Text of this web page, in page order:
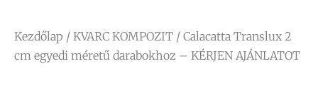
Kezdőlap / KVARC KOMPOZIT / Calacatta Translux 2
cm egyedi méretű darabokhoz – KÉRJEN AJÁNLATOT